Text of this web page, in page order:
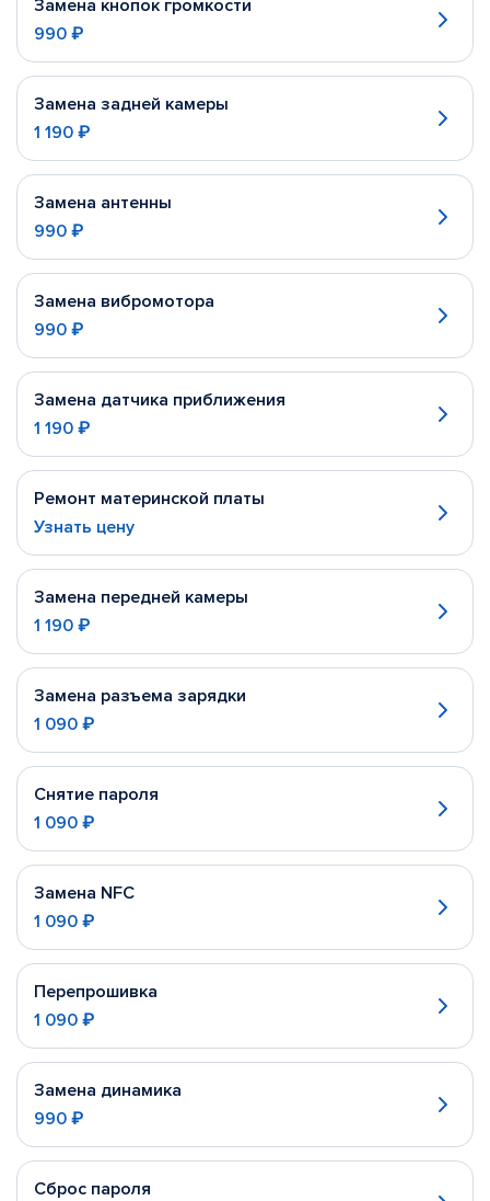
Замена кнопок громкости
990 ₽
Замена задней камеры
1 190 ₽
Замена антенны
990 ₽
Замена вибромотора
990 ₽
Замена датчика приближения
1 190 ₽
Ремонт материнской платы
Узнать цену
Замена передней камеры
1 190 ₽
Замена разъема зарядки
1 090 ₽
Снятие пароля
1 090 ₽
Замена NFC
1 090 ₽
Перепрошивка
1 090 ₽
Замена динамика
990 ₽
Сброс пароля